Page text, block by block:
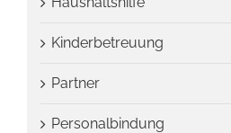
Kinderbetreuung
Partner
Personalbindung